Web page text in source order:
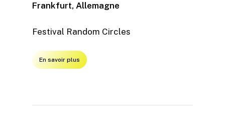
Frankfurt, Allemagne
Festival Random Circles
En savoir plus